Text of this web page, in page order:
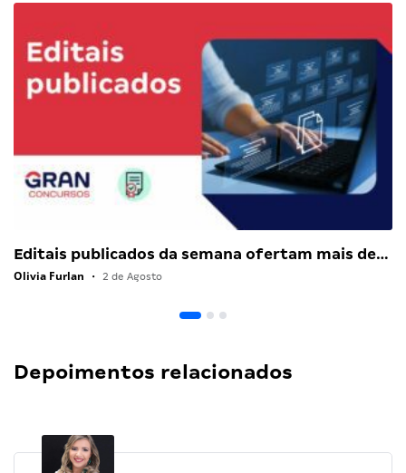
Editais publicados da semana ofertam mais de…
Olivia Furlan • 2 de Agosto
Depoimentos relacionados